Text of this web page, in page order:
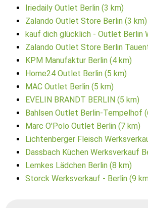
Iriedaily Outlet Berlin (3 km)
Zalando Outlet Store Berlin (3 km)
kauf dich glücklich - Outlet Berlin
Zalando Outlet Store Berlin
KPM Manufaktur Berlin (4 km)
Home24 Outlet Berlin (5 km)
MAC Outlet Berlin (5 km)
EVELIN BRANDT BERLIN (5 km)
Bahlsen Outlet Berlin-Tempelhof
Marc O'Polo Outlet Berlin (7 km)
Lichtenberger Fleisch
Dassbach Küchen Werksverkauf
Lemkes Lädchen Berlin (8 km)
Storck Werksverkauf - Berlin (9